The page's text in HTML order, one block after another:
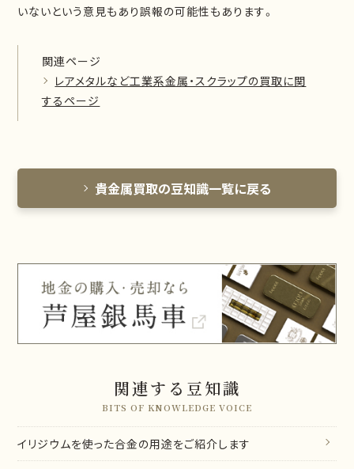
いないという意見もあり誤報の可能性もあります。
関連ページ
レアメタルなど工業系金属・スクラップの買取に関
するページ
貴金属買取の豆知識一覧に戻る
関連する豆知識
BITS OF KNOWLEDGE VOICE
イリジウムを使った合金の用途をご紹介します